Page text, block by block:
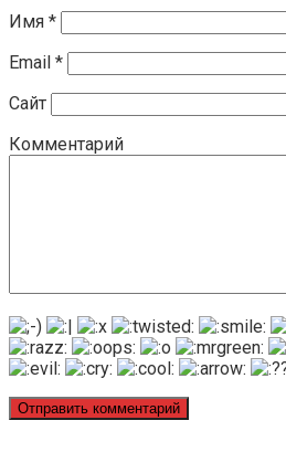
Имя *
Email *
Сайт
Комментарий